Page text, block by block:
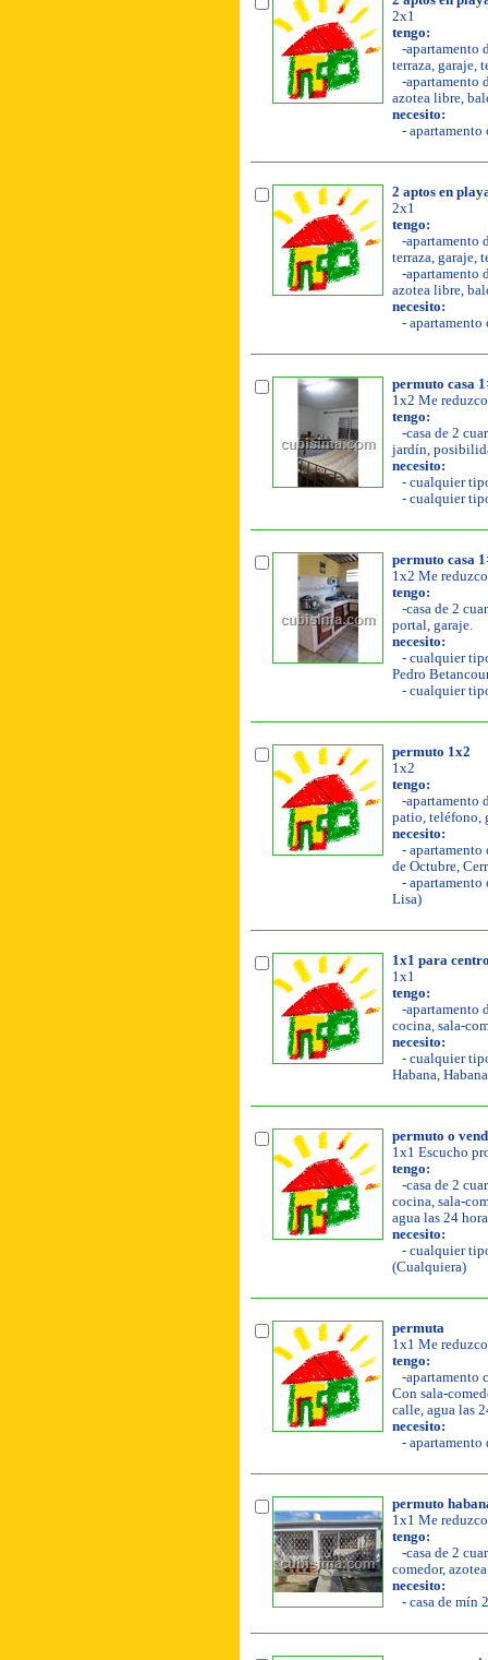
2x1
tengo:
-apartamento
terraza, garaje,
-apartamento
azotea libre,
necesito:
- apartamento
2 aptos en
2x1
tengo:
-apartamento
terraza, garaje,
-apartamento
azotea libre,
necesito:
- apartamento
permuto casa
1x2 Me
tengo:
-casa de 2
jardín,
necesito:
- cualquier
- cualquier
permuto casa
1x2 Me
tengo:
-casa de 2
portal, garaje.
necesito:
- cualquier
Pedro
- cualquier
permuto 1x2
1x2
tengo:
-apartamento
patio, teléfono,
necesito:
- apartamento
de Octubre,
- apartamento
Lisa)
1x1 para
1x1
tengo:
-apartamento
cocina, sala-
necesito:
- cualquier
Habana,
permuto o
1x1 Escucho
tengo:
-casa de 2
cocina, sala-
agua las 24
necesito:
- cualquier
(Cualquiera)
permuta
1x1 Me
tengo:
-apartamento
Con sala-
calle, agua las
necesito:
- apartamento
permuto
1x1 Me
tengo:
-casa de 2
comedor,
necesito:
- casa de mín